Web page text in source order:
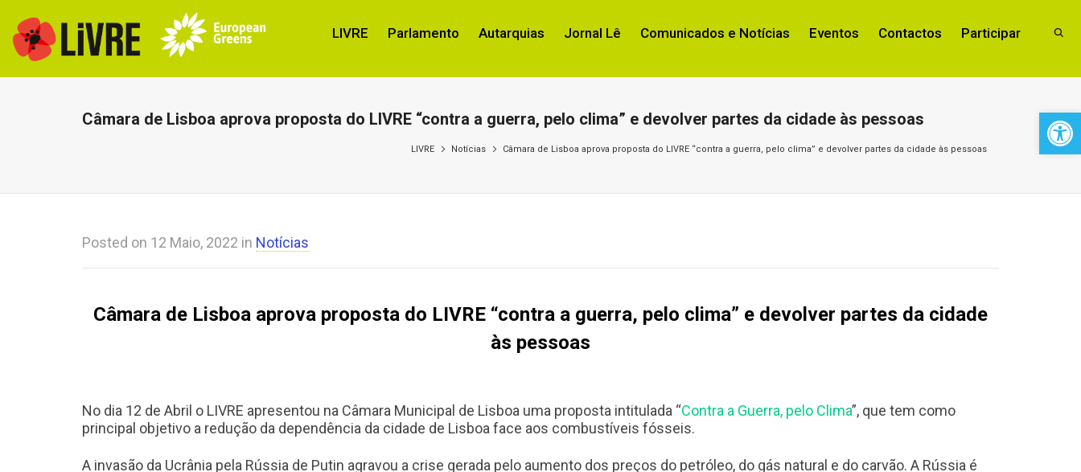
LIVRE Parlamento Autarquias Jornal Lê Comunicados e Notícias Eventos Contactos Participar
Câmara de Lisboa aprova proposta do LIVRE “contra a guerra, pelo clima” e devolver partes da cidade às pessoas
LIVRE Notícias Câmara de Lisboa aprova proposta do LIVRE “contra a guerra, pelo clima” e devolver partes da cidade às pessoas
Posted on 12 Maio, 2022 in Notícias
Câmara de Lisboa aprova proposta do LIVRE “contra a guerra, pelo clima” e devolver partes da cidade
às pessoas
No dia 12 de Abril o LIVRE apresentou na Câmara Municipal de Lisboa uma proposta intitulada “Contra a Guerra, pelo Clima”, que tem como
principal objetivo a redução da dependência da cidade de Lisboa face aos combustíveis fósseis.
A invasão da Ucrânia pela Rússia de Putin agravou a crise gerada pelo aumento dos preços do petróleo, do gás natural e do carvão. A Rússia é